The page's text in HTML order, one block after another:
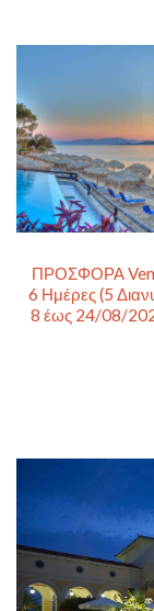
ΠΡΟΣΦΟΡΑ
6 Ημέρες (5
8 έως 24/08/